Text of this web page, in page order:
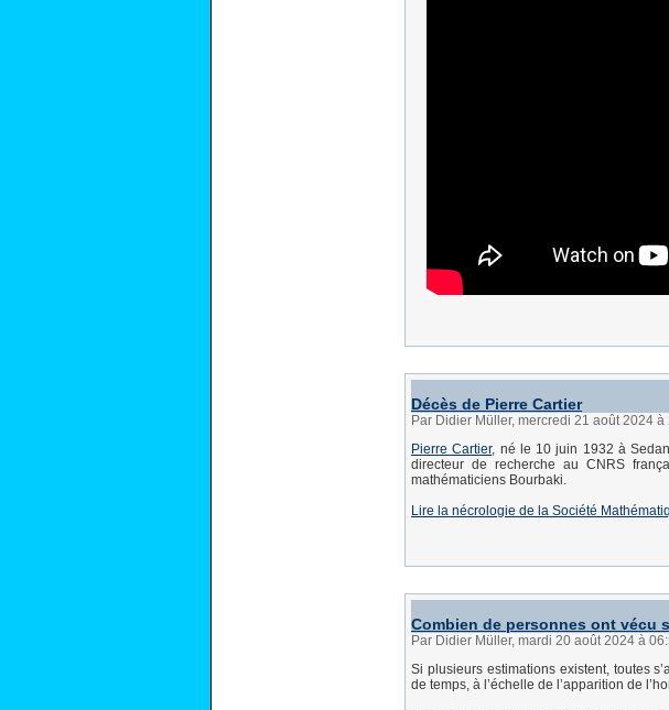
Décès de Pierre Cartier
Par Didier Müller, mercredi 21 août 2024 à
Pierre Cartier, né le 10 juin 1932 à
directeur de recherche au CNRS
mathématiciens Bourbaki.
Lire la nécrologie de la Société
Combien de personnes ont vécu
Par Didier Müller, mardi 20 août 2024 à
Si plusieurs estimations existent, toutes
de temps, à l’échelle de l’apparition de